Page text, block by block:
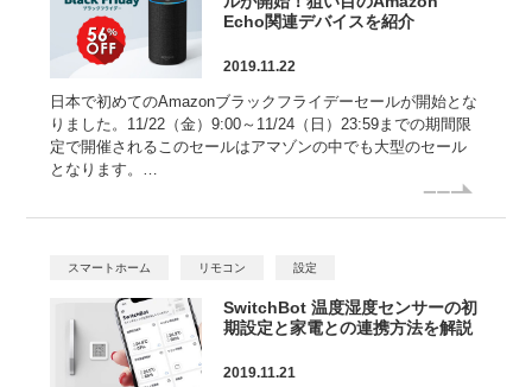
Echo関連デバイスを紹介
2019.11.22
日本で初めてのAmazonブラックフライデーセールが開始とな
りました。11/22（金）9:00～11/24（日）23:59までの期間限
定で開催されるこのセールはアマゾンの中でも大型のセール
となります。…
スマートホーム リモコン 設定
SwitchBot 温度湿度センサーの初
期設定と家電との連携方法を解説
2019.11.21